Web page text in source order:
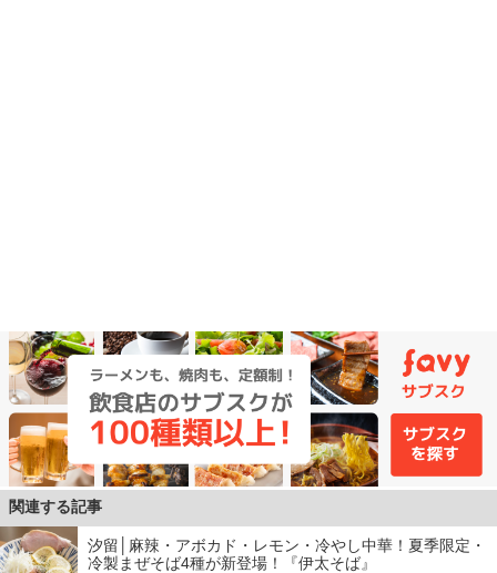
関連する記事
汐留│麻辣・アボカド・レモン・冷やし中華！夏季限定・
冷製まぜそば4種が新登場！『伊太そば』